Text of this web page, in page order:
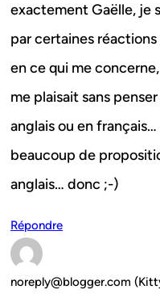
exactement Gaëlle, je
par certaines
en ce qui me
me plaisait sans
anglais ou en
beaucoup de
anglais… donc ;-)
Répondre
noreply@blogger.com